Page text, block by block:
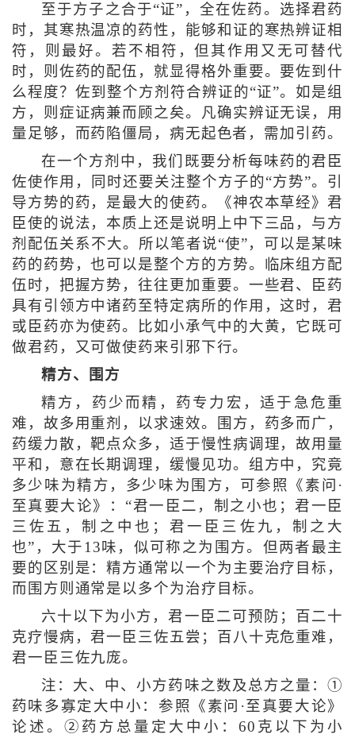
至于方子之合于“证”，全在佐药。选择君药
时，其寒热温凉的药性，能够和证的寒热辨证相
符，则最好。若不相符，但其作用又无可替代
时，则佐药的配伍，就显得格外重要。要佐到什
么程度？佐到整个方剂符合辨证的“证”。如是组
方，则症证病兼而顾之矣。凡确实辨证无误，用
量足够，而药陷僵局，病无起色者，需加引药。
在一个方剂中，我们既要分析每味药的君臣
佐使作用，同时还要关注整个方子的“方势”。引
导方势的药，是最大的使药。《神农本草经》君
臣使的说法，本质上还是说明上中下三品，与方
剂配伍关系不大。所以笔者说“使”，可以是某味
药的药势，也可以是整个方的方势。临床组方配
伍时，把握方势，往往更加重要。一些君、臣药
具有引领方中诸药至特定病所的作用，这时，君
或臣药亦为使药。比如小承气中的大黄，它既可
做君药，又可做使药来引邪下行。
精方、围方
精方，药少而精，药专力宏，适于急危重
难，故多用重剂，以求速效。围方，药多而广，
药缓力散，靶点众多，适于慢性病调理，故用量
平和，意在长期调理，缓慢见功。组方中，究竟
多少味为精方，多少味为围方，可参照《素问·
至真要大论》：“君一臣二，制之小也；君一臣
三佐五，制之中也；君一臣三佐九，制之大
也”，大于13味，似可称之为围方。但两者最主
要的区别是：精方通常以一个为主要治疗目标，
而围方则通常是以多个为治疗目标。
六十以下为小方，君一臣二可预防；百二十
克疗慢病，君一臣三佐五尝；百八十克危重难，
君一臣三佐九庞。
注：大、中、小方药味之数及总方之量：①
药味多寡定大中小：参照《素问·至真要大论》
论述。②药方总量定大中小：60克以下为小